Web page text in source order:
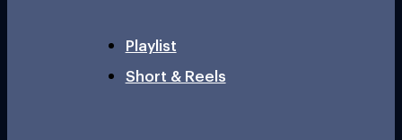
Playlist
Short & Reels